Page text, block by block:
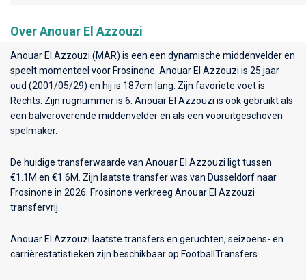
Over Anouar El Azzouzi
Anouar El Azzouzi (MAR) is een een dynamische middenvelder en
speelt momenteel voor Frosinone . Anouar El Azzouzi is 25 jaar
oud (2001/05/29) en hij is 187cm lang. Zijn favoriete voet is
Rechts. Zijn rugnummer is 6. Anouar El Azzouzi is ook gebruikt als
een balveroverende middenvelder en als een vooruitgeschoven
spelmaker.
De huidige transferwaarde van Anouar El Azzouzi ligt tussen
€1.1M en €1.6M. Zijn laatste transfer was van Dusseldorf naar
Frosinone in 2026. Frosinone verkreeg Anouar El Azzouzi
transfervrij.
Anouar El Azzouzi laatste transfers en geruchten, seizoens- en
carrièrestatistieken zijn beschikbaar op FootballTransfers.